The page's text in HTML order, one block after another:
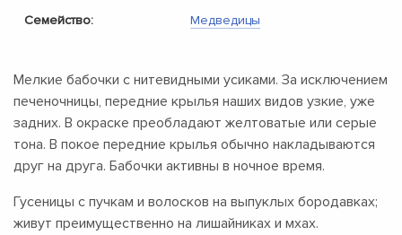
Семейство: Медведицы
Мелкие бабочки с нитевидными усиками. За исключением
печеночницы, передние крылья наших видов узкие, уже
задних. В окраске преобладают желтоватые или серые
тона. В покое передние крылья обычно накладываются
друг на друга. Бабочки активны в ночное время.
Гусеницы с пучкам и волосков на выпуклых бородавках;
живут преимущественно на лишайниках и мхах.